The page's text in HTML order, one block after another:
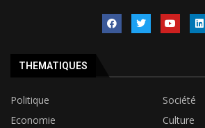
THEMATIQUES
Politique
Société
Economie
Culture